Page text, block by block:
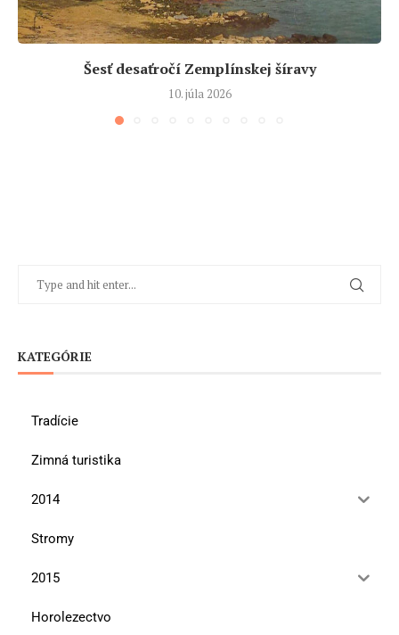
Šesť desaťročí Zemplínskej šíravy
10. júla 2026
KATEGÓRIE
Tradície
Zimná turistika
2014
Stromy
2015
Horolezectvo